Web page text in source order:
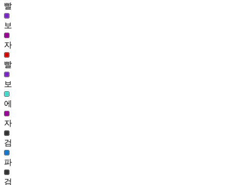
녹두 얼굴(여)
8
643
사파이어 얼굴(여)
8
643
알사탕 얼굴(여)
8
643
도도한 얼굴(여)
8
빨
보
자
빨
보
에
자
검
파
검